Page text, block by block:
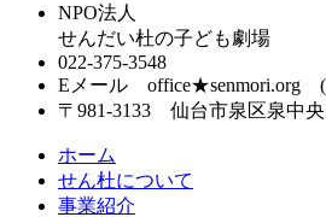
NPO法人
せんだい杜の子ども劇場
022-375-3548
Eメール office★senmori.org
〒981-3133 仙台市泉区泉中央
ホーム
せん杜について
事業紹介